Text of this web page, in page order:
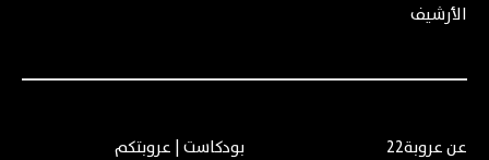
الأرشيف
عن عروبة22 بودكاست | عروبتكم